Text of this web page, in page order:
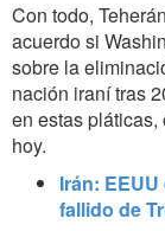
Con todo,
acuerdo si
sobre la
nación iraní tras
en estas
hoy.
Irán:
fallido de